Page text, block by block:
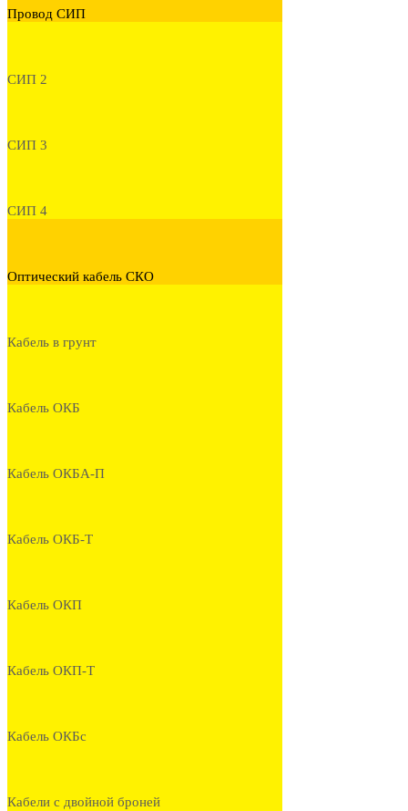
Провод СИП
СИП 2
СИП 3
СИП 4
Оптический кабель СКО
Кабель в грунт
Кабель ОКБ
Кабель ОКБА-П
Кабель ОКБ-Т
Кабель ОКП
Кабель ОКП-Т
Кабель ОКБс
Кабели с двойной броней